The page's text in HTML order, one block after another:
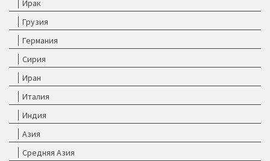
Ирак
Грузия
Германия
Сирия
Иран
Италия
Индия
Азия
Средняя Азия